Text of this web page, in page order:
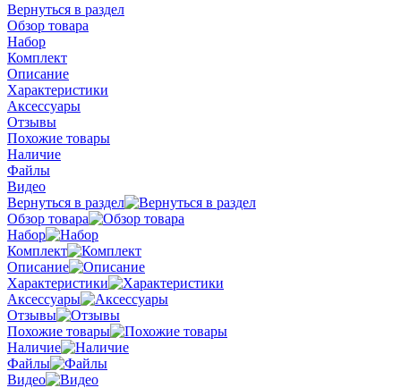
Вернуться в раздел
Обзор товара
Набор
Комплект
Описание
Характеристики
Аксессуары
Отзывы
Похожие товары
Наличие
Файлы
Видео
Вернуться в раздел
Обзор товара
Набор
Комплект
Описание
Характеристики
Аксессуары
Отзывы
Похожие товары
Наличие
Файлы
Видео